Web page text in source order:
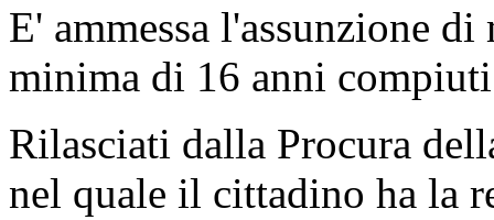
E' ammessa l'assunzione
minima di 16 anni compiuti
Rilasciati dalla Procura
nel quale il cittadino ha la